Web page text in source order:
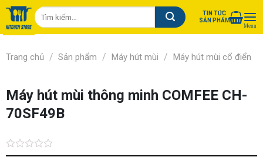
Chuyển
đến
nội
dung
Tìm
kiếm:
TIN TỨC
SẢN PHẨM
Trang chủ / Sản phẩm / Máy hút mùi / Máy hút mùi cổ điển
Máy hút mùi thông minh COMFEE CH-
70SF49B
Được